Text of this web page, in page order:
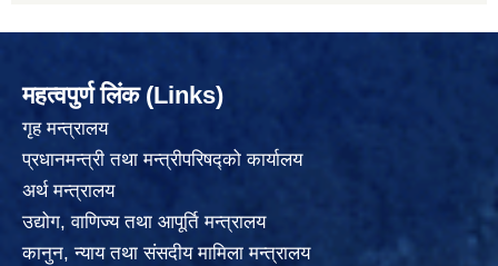
महत्वपुर्ण लिंक (Links)
गृह मन्त्रालय
प्रधानमन्त्री तथा मन्त्रीपरिषद्को कार्यालय
अर्थ मन्त्रालय
उद्योग, वाणिज्य तथा आपूर्ति मन्त्रालय
कानुन, न्याय तथा संसदीय मामिला मन्त्रालय